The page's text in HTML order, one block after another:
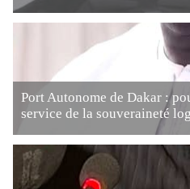
Port Autonome de Dakar :
service de la souveraineté